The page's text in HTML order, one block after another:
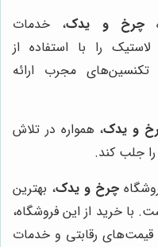
چرخ و یدک، خدمات
را با استفاده از
مجرب ارائه
و یدک، همواره در تلاش
جلب کند.
چرخ و یدک، بهترین
با خرید از این فروشگاه،
قیمت‌های رقابتی و خدمات